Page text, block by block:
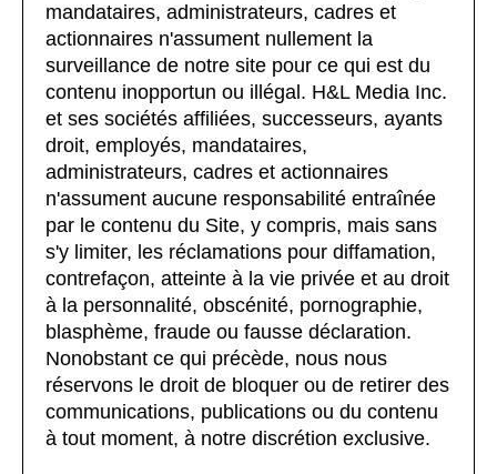
mandataires, administrateurs, cadres et
actionnaires n'assument nullement la
surveillance de notre site pour ce qui est du
contenu inopportun ou illégal. H&L Media Inc.
et ses sociétés affiliées, successeurs, ayants
droit, employés, mandataires,
administrateurs, cadres et actionnaires
n'assument aucune responsabilité entraînée
par le contenu du Site, y compris, mais sans
s'y limiter, les réclamations pour diffamation,
contrefaçon, atteinte à la vie privée et au droit
à la personnalité, obscénité, pornographie,
blasphème, fraude ou fausse déclaration.
Nonobstant ce qui précède, nous nous
réservons le droit de bloquer ou de retirer des
communications, publications ou du contenu
à tout moment, à notre discrétion exclusive.